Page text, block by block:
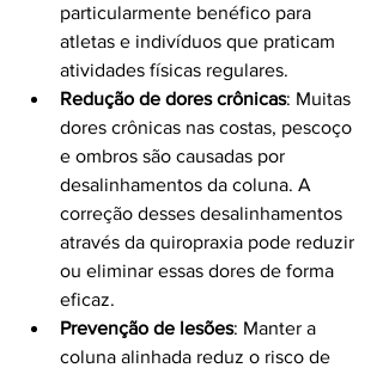
particularmente benéfico para
atletas e indivíduos que praticam
atividades físicas regulares.
Redução de dores crônicas: Muitas
dores crônicas nas costas, pescoço
e ombros são causadas por
desalinhamentos da coluna. A
correção desses desalinhamentos
através da quiropraxia pode reduzir
ou eliminar essas dores de forma
eficaz.
Prevenção de lesões: Manter a
coluna alinhada reduz o risco de